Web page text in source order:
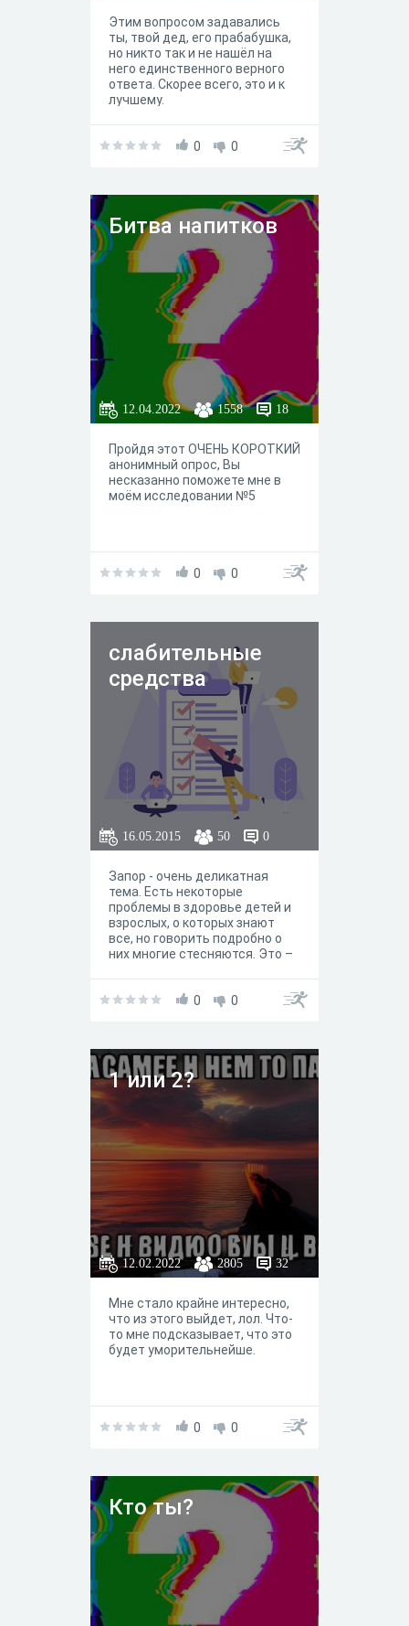
Этим вопросом задавались
ты, твой дед, его прабабушка,
но никто так и не нашёл на
него единственного верного
ответа. Скорее всего, это и к
лучшему.
0 0
Битва напитков
12.04.2022 1558 18
Пройдя этот ОЧЕНЬ КОРОТКИЙ
анонимный опрос, Вы
несказанно поможете мне в
моём исследовании №5
0 0
слабительные
средства
16.05.2015 50 0
Запор - очень деликатная
тема. Есть некоторые
проблемы в здоровье детей и
взрослых, о которых знают
все, но говорить подробно о
них многие стесняются. Это –
предлагаются методики по их
много и подробно говорить,
хотя многие из нас страдают
от этой проблемы. В вопросах
запоров мы доверяем рекламе
по телевизору или обрывочной
информации из различных
источников. Но стоит знать о
запорах больше – ведь от
здоровья кишечника зависит и
Пройдите, пожалуйста, опрос.
Мне нужно для диплома. Буду
благодарна)
0 0
1 или 2?
12.02.2022 2805 32
Мне стало крайне интересно,
что из этого выйдет, лол. Что-
то мне подсказывает, что это
будет уморительнейше.
0 0
Кто ты?